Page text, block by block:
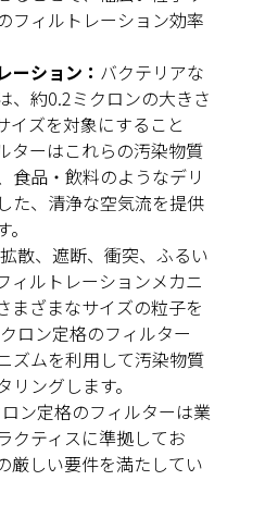
フィルトレーション効率
ーション： バクテリアな
、約0.2ミクロンの大きさ
イズを対象にすること
ターはこれらの汚染物質
食品・飲料のようなデリ
た、清浄な空気流を提供
拡散、遮断、衝突、ふるい
ィルトレーションメカニ
まざまなサイズの粒子を
ロン定格のフィルター
ズムを利用して汚染物質
ングします。
ン定格のフィルターは業
クティスに準拠してお
厳しい要件を満たしてい